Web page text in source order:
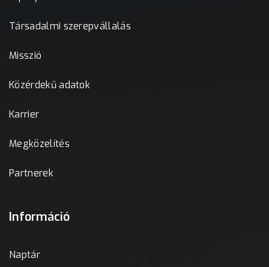
Társadalmi szerepvállalás
Misszió
Közérdekű adatok
Karrier
Megközelítés
Partnerek
Információ
Naptár